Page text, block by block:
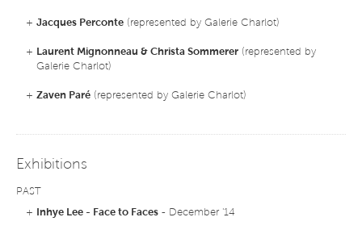
+ Jacques Perconte (represented by Galerie Charlot)
+ Laurent Mignonneau & Christa Sommerer (represented by
Galerie Charlot)
+ Zaven Paré (represented by Galerie Charlot)
Exhibitions
PAST
+
Inhye Lee - Face to Faces - December '14